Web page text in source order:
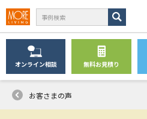
オンライン相談 無料お見積り
お客さまの声